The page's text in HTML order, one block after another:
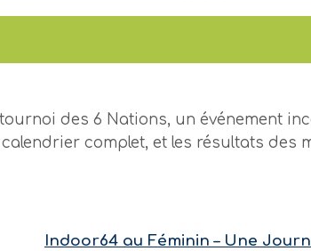
des 6 Nations, un événement
complet, et les résultats des
Indoor64 au Féminin – Une